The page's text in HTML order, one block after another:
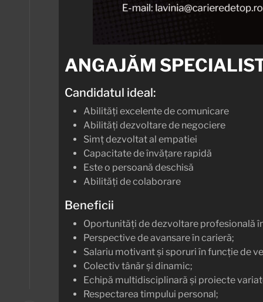
ANGAJĂM
Candidatul ideal:
Abilități excelente de comunicare
Abilități dezvoltare de negociere
Simț dezvoltat al empatiei
Capacitate de învățare rapidă
Este o persoană deschisă
Abilități de colaborare
Beneficii
Oportunități de dezvoltare profesională
Perspective de avansare în carieră;
Salariu motivant și sporuri în funcție de
Colectiv tânăr și dinamic;
Echipă multidisciplinară și proiecte
Respectarea timpului personal;